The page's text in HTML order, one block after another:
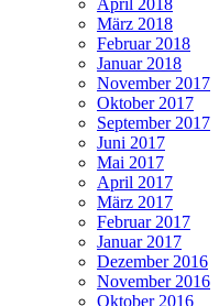
März 2018
Februar 2018
Januar 2018
November 2017
Oktober 2017
September 2017
Juni 2017
Mai 2017
April 2017
März 2017
Februar 2017
Januar 2017
Dezember 2016
November 2016
Oktober 2016